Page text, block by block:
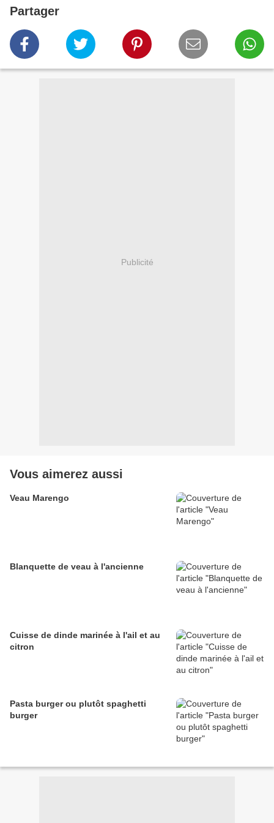
Partager
Publicité
Vous aimerez aussi
Veau Marengo
Blanquette de veau à l'ancienne
Cuisse de dinde marinée à l'ail et au
citron
Pasta burger ou plutôt spaghetti
burger